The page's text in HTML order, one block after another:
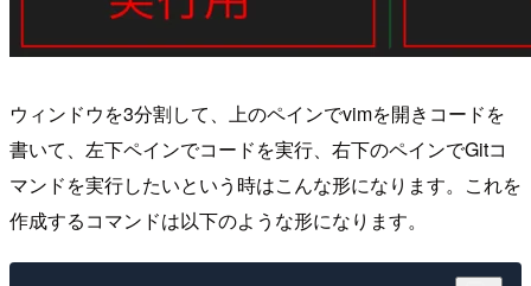
ウィンドウを3分割して、上のペインでvimを開きコードを
書いて、左下ペインでコードを実行、右下のペインでGitコ
マンドを実行したいという時はこんな形になります。これを
作成するコマンドは以下のような形になります。